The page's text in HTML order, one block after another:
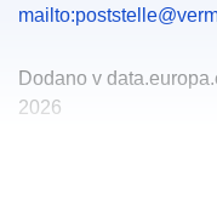
Dodano v
2026